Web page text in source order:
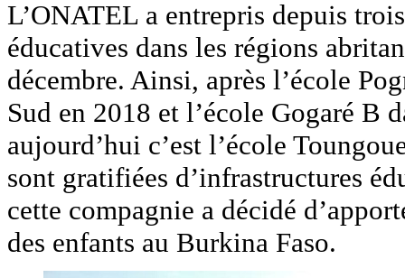
L’ONATEL a entrepris depuis
éducatives dans les régions
décembre. Ainsi, après l’école
Sud en 2018 et l’école Gogaré B
aujourd’hui c’est l’école
sont gratifiées d’infrastructures
cette compagnie a décidé
des enfants au Burkina Faso.